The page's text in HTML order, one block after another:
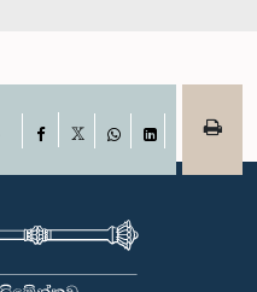
Facebook
WhatsAppLinkedIn